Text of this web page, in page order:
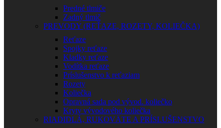
Predné tlmiče
Zadný tlmič
PREVODY (REŤAZE, ROZETY, KOLIEČKA)
Reťaze
Spojky reťaze
Kladky reťaze
Vodítka reťaze
Príslušenstvo k reťaziam
Rozety
Koliečka
Opravná sada pod vývod. koliečko
Kryty vývodového koliečka
RIADIDLÁ, RUKOVÄTE A PRÍSLUŠENSTVO